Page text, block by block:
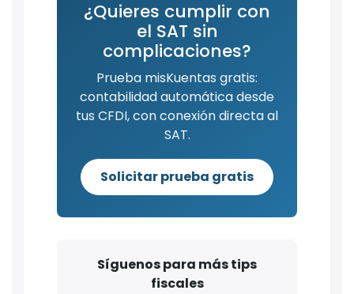
¿Quieres cumplir con
el SAT sin
complicaciones?
Prueba misKuentas gratis:
contabilidad automática desde
tus CFDI, con conexión directa al
SAT.
Solicitar prueba gratis
Síguenos para más tips
fiscales